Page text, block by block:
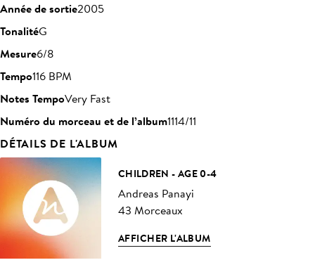
Année de sortie2005
TonalitéG
Mesure6/8
Tempo116 BPM
Notes TempoVery Fast
Numéro du morceau et de l’album1114/11
DÉTAILS DE L'ALBUM
CHILDREN - AGE 0-4
Andreas Panayi
43 Morceaux
AFFICHER L'ALBUM